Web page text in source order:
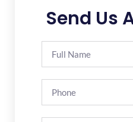
Send Us